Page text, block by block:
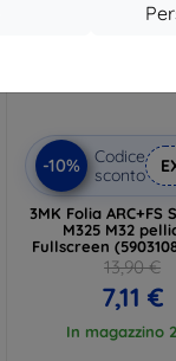
-10%
Codice
sconto
3MK Folia ARC+FS
M325 M32
Fullscreen
13,90 €
7,11 €
In magazzino